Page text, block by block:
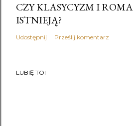
CZY KLASYCYZM I
ISTNIEJĄ?
Udostępnij Prześlij komentarz
LUBIĘ TO!